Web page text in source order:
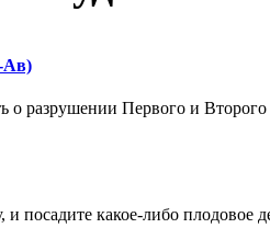
Ав)
о разрушении Первого и
посадите какое-либо плодовое